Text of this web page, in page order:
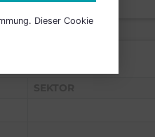
Dieser Cookie